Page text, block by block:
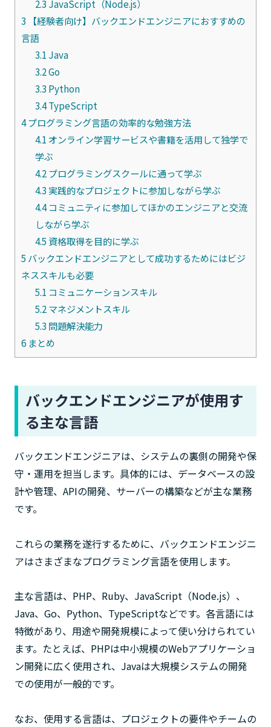
2.3 JavaScript（Node.js）
3 【経験者向け】バックエンドエンジニアにおすすめの
言語
3.1 Java
3.2Go
3.3 Python
3.4TypeScript
4プログラミング言語の効率的な勉強方法
4.1 オンライン学習サービスや書籍を活用して独学で
学ぶ
4.2プログラミングスクールに通って学ぶ
4.3 実践的なプロジェクトに参加しながら学ぶ
4.4コミュニティに参加してほかのエンジニアと交流
しながら学ぶ
4.5 資格取得を目的に学ぶ
5 バックエンドエンジニアとして成功するためにはビジ
ネススキルも必要
5.1 コミュニケーションスキル
5.2マネジメントスキル
5.3 問題解決能力
6まとめ
バックエンドエンジニアが使用す
る主な言語
バックエンドエンジニアは、システムの裏側の開発や保
守・運用を担当します。具体的には、データベースの設
計や管理、APIの開発、サーバーの構築などが主な業務
です。
これらの業務を遂行するために、バックエンドエンジニ
アはさまざまなプログラミング言語を使用します。
主な言語は、PHP、Ruby、JavaScript（Node.js）、
Java、Go、Python、TypeScriptなどです。各言語には
特徴があり、用途や開発規模によって使い分けられてい
ます。たとえば、PHPは中小規模のWebアプリケーショ
ン開発に広く使用され、Javaは大規模システムの開発
での使用が一般的です。
なお、使用する言語は、プロジェクトの要件やチームの